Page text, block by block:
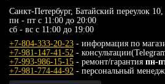
Санкт-Петербург, Батайский переулок 10,
пн - пт с 11:00 до 20:00
сб - вс с 11:00 до 19:00
+7-804-333-20-23 - информация по
+7-981-147-41-52 -
+7-993-986-15-15 - ремонт/гарантия пн-
+7-981-774-44-92 - персональный